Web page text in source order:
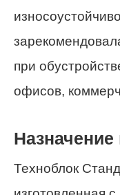
при
офисов,
Назначение
Техноблок